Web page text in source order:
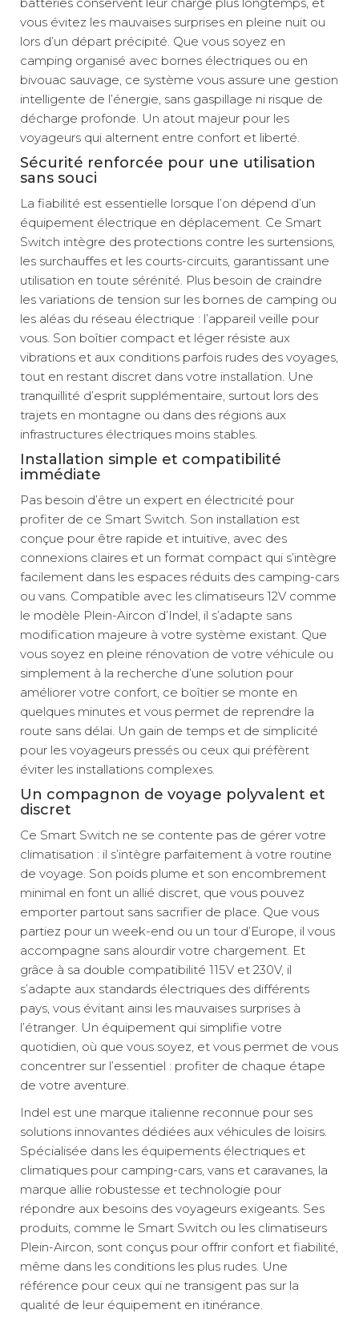
vous évitez les mauvaises surprises en pleine nuit ou
lors d’un départ précipité. Que vous soyez en
camping organisé avec bornes électriques ou en
bivouac sauvage, ce système vous assure une gestion
intelligente de l’énergie, sans gaspillage ni risque de
décharge profonde. Un atout majeur pour les
voyageurs qui alternent entre confort et liberté.
Sécurité renforcée pour une utilisation
sans souci
La fiabilité est essentielle lorsque l’on dépend d’un
équipement électrique en déplacement. Ce Smart
Switch intègre des protections contre les surtensions,
les surchauffes et les courts-circuits, garantissant une
utilisation en toute sérénité. Plus besoin de craindre
les variations de tension sur les bornes de camping ou
les aléas du réseau électrique : l’appareil veille pour
vous. Son boîtier compact et léger résiste aux
vibrations et aux conditions parfois rudes des voyages,
tout en restant discret dans votre installation. Une
tranquillité d’esprit supplémentaire, surtout lors des
trajets en montagne ou dans des régions aux
infrastructures électriques moins stables.
Installation simple et compatibilité
immédiate
Pas besoin d’être un expert en électricité pour
profiter de ce Smart Switch. Son installation est
conçue pour être rapide et intuitive, avec des
connexions claires et un format compact qui s’intègre
facilement dans les espaces réduits des camping-cars
ou vans. Compatible avec les climatiseurs 12V comme
le modèle Plein-Aircon d’Indel, il s’adapte sans
modification majeure à votre système existant. Que
vous soyez en pleine rénovation de votre véhicule ou
simplement à la recherche d’une solution pour
améliorer votre confort, ce boîtier se monte en
quelques minutes et vous permet de reprendre la
route sans délai. Un gain de temps et de simplicité
pour les voyageurs pressés ou ceux qui préfèrent
éviter les installations complexes.
Un compagnon de voyage polyvalent et
discret
Ce Smart Switch ne se contente pas de gérer votre
climatisation : il s’intègre parfaitement à votre routine
de voyage. Son poids plume et son encombrement
minimal en font un allié discret, que vous pouvez
emporter partout sans sacrifier de place. Que vous
partiez pour un week-end ou un tour d’Europe, il vous
accompagne sans alourdir votre chargement. Et
grâce à sa double compatibilité 115V et 230V, il
s’adapte aux standards électriques des différents
pays, vous évitant ainsi les mauvaises surprises à
l’étranger. Un équipement qui simplifie votre
quotidien, où que vous soyez, et vous permet de vous
concentrer sur l’essentiel : profiter de chaque étape
de votre aventure.
Indel est une marque italienne reconnue pour ses
solutions innovantes dédiées aux véhicules de loisirs.
Spécialisée dans les équipements électriques et
climatiques pour camping-cars, vans et caravanes, la
marque allie robustesse et technologie pour
répondre aux besoins des voyageurs exigeants. Ses
produits, comme le Smart Switch ou les climatiseurs
Plein-Aircon, sont conçus pour offrir confort et fiabilité,
même dans les conditions les plus rudes. Une
référence pour ceux qui ne transigent pas sur la
qualité de leur équipement en itinérance.